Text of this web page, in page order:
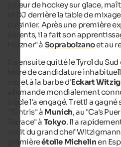
joueur de hockey sur glace,
et DJ derrière la table de
cuisinier. Après une première
parents, il a fait son
Holzner" à Soprabolzanoet au
Il a ensuite quitté le Tyrol du
lettre de candidature
nez et à la barbe d'Eckart
allemande mondialement
siècle l'a engagé. Trettl a
"Tantris" à Munich, au "Ca's
Terrace" à Tokyo. Il a
droit du grand chef
premièreétoile Michelinen